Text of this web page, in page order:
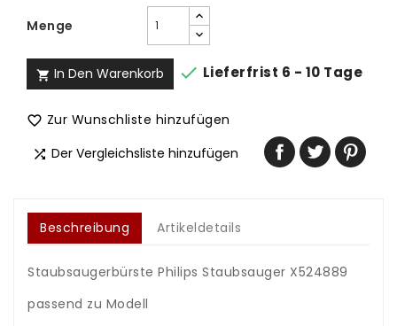
Menge
 In Den Warenkorb  Lieferfrist 6 - 10 Tage
 Zur Wunschliste hinzufügen
 Der Vergleichsliste hinzufügen
Beschreibung Artikeldetails
Staubsaugerbürste Philips Staubsauger X524889
passend zu Modell